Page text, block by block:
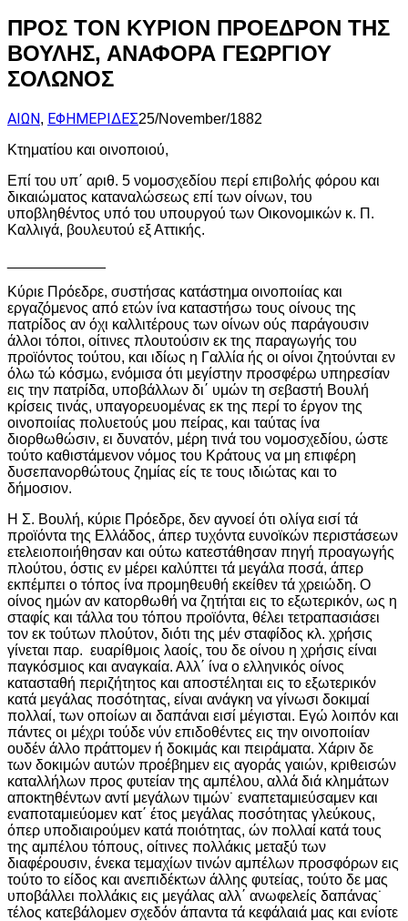
ΠΡΟΣ ΤΟΝ ΚΥΡΙΟΝ ΠΡΟΕΔΡΟΝ ΤΗΣ
ΒΟΥΛΗΣ, ΑΝΑΦΟΡΑ ΓΕΩΡΓΙΟΥ
ΣΟΛΩΝΟΣ
ΑΙΩΝ, ΕΦΗΜΕΡΙΔΕΣ25/November/1882
Κτηματίου και οινοποιού,
Επί του υπ΄ αριθ. 5 νομοσχεδίου περί επιβολής φόρου και
δικαιώματος καταναλώσεως επί των οίνων, του
υποβληθέντος υπό του υπουργού των Οικονομικών κ. Π.
Καλλιγά, βουλευτού εξ Αττικής.
Κύριε Πρόεδρε, συστήσας κατάστημα οινοποιίας και
εργαζόμενος από ετών ίνα καταστήσω τους οίνους της
πατρίδος αν όχι καλλιτέρους των οίνων ούς παράγουσιν
άλλοι τόποι, οίτινες πλουτούσιν εκ της παραγωγής του
προϊόντος τούτου, και ιδίως η Γαλλία ής οι οίνοι ζητούνται εν
όλω τώ κόσμω, ενόμισα ότι μεγίστην προσφέρω υπηρεσίαν
εις την πατρίδα, υποβάλλων δι΄ υμών τη σεβαστή Βουλή
κρίσεις τινάς, υπαγορευομένας εκ της περί το έργον της
οινοποιίας πολυετούς μου πείρας, και ταύτας ίνα
διορθωθώσιν, ει δυνατόν, μέρη τινά του νομοσχεδίου, ώστε
τούτο καθιστάμενον νόμος του Κράτους να μη επιφέρη
δυσεπανορθώτους ζημίας είς τε τους ιδιώτας και το
δήμοσιον.
Η Σ. Βουλή, κύριε Πρόεδρε, δεν αγνοεί ότι ολίγα εισί τά
προϊόντα της Ελλάδος, άπερ τυχόντα ευνοϊκών περιστάσεων
ετελειοποιήθησαν και ούτω κατεστάθησαν πηγή προαγωγής
πλούτου, όστις εν μέρει καλύπτει τά μεγάλα ποσά, άπερ
εκπέμπει ο τόπος ίνα προμηθευθή εκείθεν τά χρειώδη. Ο
οίνος ημών αν κατορθωθή να ζητήται εις το εξωτερικόν, ως η
σταφίς και τάλλα του τόπου προϊόντα, θέλει τετραπασιάσει
τον εκ τούτων πλούτον, διότι της μέν σταφίδος κλ. χρήσις
γίνεται παρ. ευαρίθμοις λαοίς, του δε οίνου η χρήσις είναι
παγκόσμιος και αναγκαία. Αλλ΄ ίνα ο ελληνικός οίνος
κατασταθή περιζήτητος και αποστέληται εις το εξωτερικόν
κατά μεγάλας ποσότητας, είναι ανάγκη να γίνωσι δοκιμαί
πολλαί, των οποίων αι δαπάναι εισί μέγισται. Εγώ λοιπόν και
πάντες οι μέχρι τούδε νύν επιδοθέντες εις την οινοποιίαν
ουδέν άλλο πράττομεν ή δοκιμάς και πειράματα. Χάριν δε
των δοκιμών αυτών προέβημεν εις αγοράς γαιών, κριθεισών
καταλλήλων προς φυτείαν της αμπέλου, αλλά διά κλημάτων
αποκτηθέντων αντί μεγάλων τιμών˙ εναπεταμιεύσαμεν και
εναποταμιεύομεν κατ΄ έτος μεγάλας ποσότητας γλεύκους,
όπερ υποδιαιρούμεν κατά ποιότητας, ών πολλαί κατά τους
της αμπέλου τόπους, οίτινες πολλάκις μεταξύ των
διαφέρουσιν, ένεκα τεμαχίων τινών αμπέλων προσφόρων εις
τούτο το είδος και ανεπιδέκτων άλλης φυτείας, τούτο δε μας
υποβάλλει πολλάκις εις μεγάλας αλλ΄ ανωφελείς δαπάνας˙
τέλος κατεβάλομεν σχεδόν άπαντα τά κεφάλαιά μας και ενίοτε